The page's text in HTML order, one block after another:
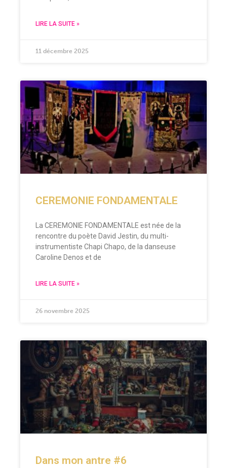
LIRE LA SUITE »
11 décembre 2025
CEREMONIE FONDAMENTALE
La CEREMONIE FONDAMENTALE est née de la
rencontre du poète David Jestin, du multi-
instrumentiste Chapi Chapo, de la danseuse
Caroline Denos et de
LIRE LA SUITE »
26 novembre 2025
Dans mon antre #6